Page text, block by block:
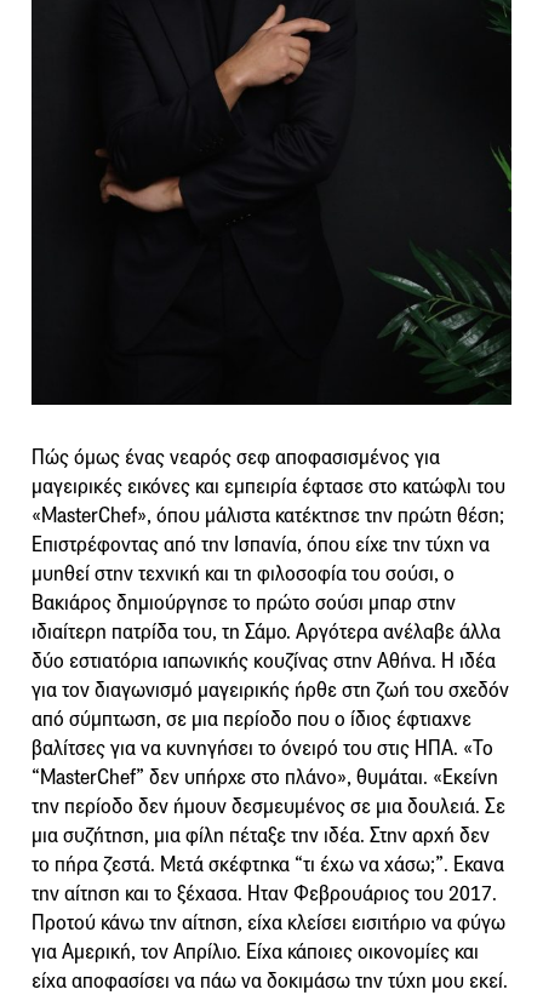
Πώς όμως ένας νεαρός σεφ αποφασισμένος για
μαγειρικές εικόνες και εμπειρία έφτασε στο κατώφλι του
«MasterChef», όπου μάλιστα κατέκτησε την πρώτη θέση;
Επιστρέφοντας από την Ισπανία, όπου είχε την τύχη να
μυηθεί στην τεχνική και τη φιλοσοφία του σούσι, ο
Βακιάρος δημιούργησε το πρώτο σούσι μπαρ στην
ιδιαίτερη πατρίδα του, τη Σάμο. Αργότερα ανέλαβε άλλα
δύο εστιατόρια ιαπωνικής κουζίνας στην Αθήνα. Η ιδέα
για τον διαγωνισμό μαγειρικής ήρθε στη ζωή του σχεδόν
από σύμπτωση, σε μια περίοδο που ο ίδιος έφτιαχνε
βαλίτσες για να κυνηγήσει το όνειρό του στις ΗΠΑ. «Το
“MasterChef” δεν υπήρχε στο πλάνο», θυμάται. «Εκείνη
την περίοδο δεν ήμουν δεσμευμένος σε μια δουλειά. Σε
μια συζήτηση, μια φίλη πέταξε την ιδέα. Στην αρχή δεν
το πήρα ζεστά. Μετά σκέφτηκα “τι έχω να χάσω;”. Εκανα
την αίτηση και το ξέχασα. Ηταν Φεβρουάριος του 2017.
Προτού κάνω την αίτηση, είχα κλείσει εισιτήριο να φύγω
για Αμερική, τον Απρίλιο. Είχα κάποιες οικονομίες και
είχα αποφασίσει να πάω να δοκιμάσω την τύχη μου εκεί.